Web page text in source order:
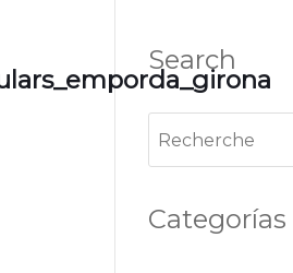
Search
Categorías